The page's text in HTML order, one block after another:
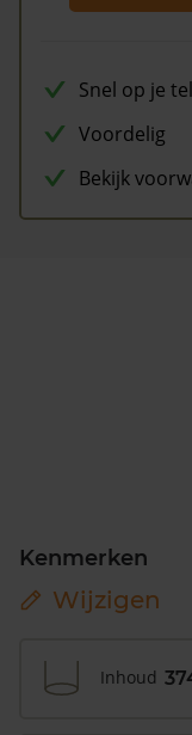
Snel op je
Voordelig
Bekijk
Kenmerken
Wijzigen
Inhoud